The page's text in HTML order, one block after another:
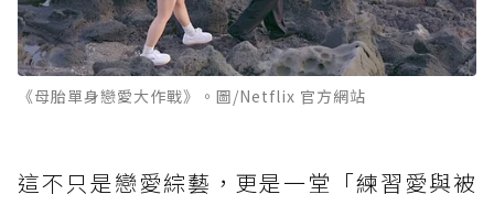
《母胎單身戀愛大作戰》。圖/Netflix 官方網站
這不只是戀愛綜藝，更是一堂「練習愛與被